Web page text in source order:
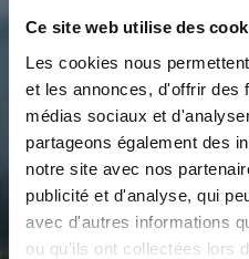
Ce site web utilise des
Les cookies nous
et les annonces, d'offrir des
médias sociaux et
partageons également des
notre site avec nos
publicité et d'analyse, qui
avec d'autres informations
ou qu'ils ont collectées lors
E-Bike
Berdorf
Waar? Beim